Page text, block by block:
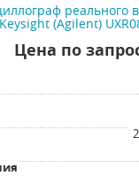
реального
Keysight (Agilent)
Цена по